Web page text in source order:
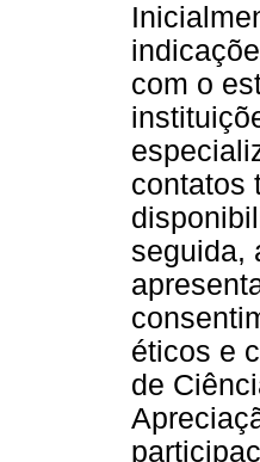
com o
contatos
seguida,
éticos e
de